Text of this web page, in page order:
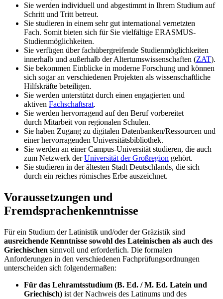
Sie werden individuell und abgestimmt in Ihrem Studium auf
Schritt und Tritt betreut.
Sie studieren in einem sehr gut international vernetzten
Fach. Somit bieten sich für Sie vielfältige ERASMUS-
Studienmöglichkeiten.
Sie verfügen über fachübergreifende Studienmöglichkeiten
innerhalb und außerhalb der Altertumswissenschaften (ZAT).
Sie bekommen Einblicke in moderne Forschung und können
sich sogar an verschiedenen Projekten als wissenschaftliche
Hilfskräfte beteiligen.
Sie werden unterstützt durch einen engagierten und
aktiven Fachschaftsrat.
Sie werden hervorragend auf den Beruf vorbereitet
durch Mitarbeit von regionalen Schulen.
Sie haben Zugang zu digitalen Datenbanken/Ressourcen und
einer hervorragenden Universitätsbibliothek.
Sie werden an einer Campus-Universität studieren, die auch
zum Netzwerk derUniversität der Großregion gehört.
Sie studieren in der ältesten Stadt Deutschlands, die sich
durch ein reiches römisches Erbe auszeichnet.
Voraussetzungen und
Fremdsprachenkenntnisse
Für ein Studium der Latinistik und/oder der Gräzistik sind
ausreichende Kenntnisse sowohl des Lateinischen als auch des
Griechischen sinnvoll und erforderlich. Die formalen
Anforderungen in den verschiedenen Fachprüfungsordnungen
unterscheiden sich folgendermaßen:
Für das Lehramtsstudium (B. Ed. / M. Ed. Latein und
Griechisch) ist der Nachweis des Latinums und des